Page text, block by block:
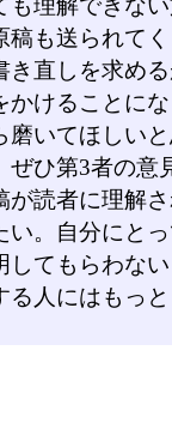
理解できな
も送られて
直しを求め
けることに
いてほしい
ひ第3者の意
読者に理解
い。自分にと
してもらわな
る人にはもっ